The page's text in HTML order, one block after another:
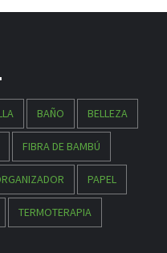
BAÑO BELLEZA
FIBRA DE BAMBÚ
PAPEL
TERMOTERAPIA